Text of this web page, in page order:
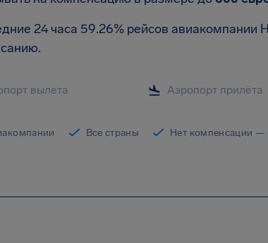
24 часа 59.26% рейсов авиакомпании
Все страны Нет компенсации —